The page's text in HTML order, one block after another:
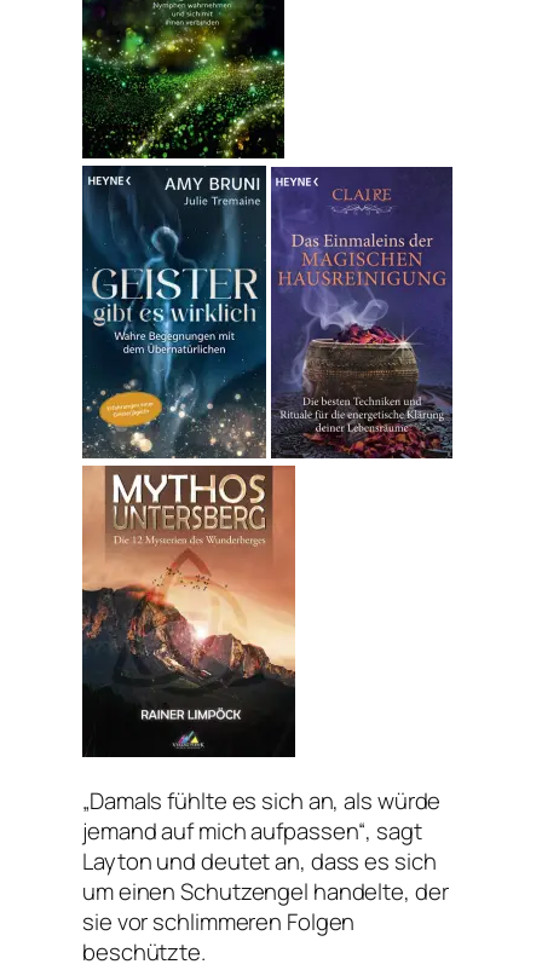
„Damals fühlte es sich an, als würde
jemand auf mich aufpassen“, sagt
Layton und deutet an, dass es sich
um einen Schutzengel handelte, der
sie vor schlimmeren Folgen
beschützte.